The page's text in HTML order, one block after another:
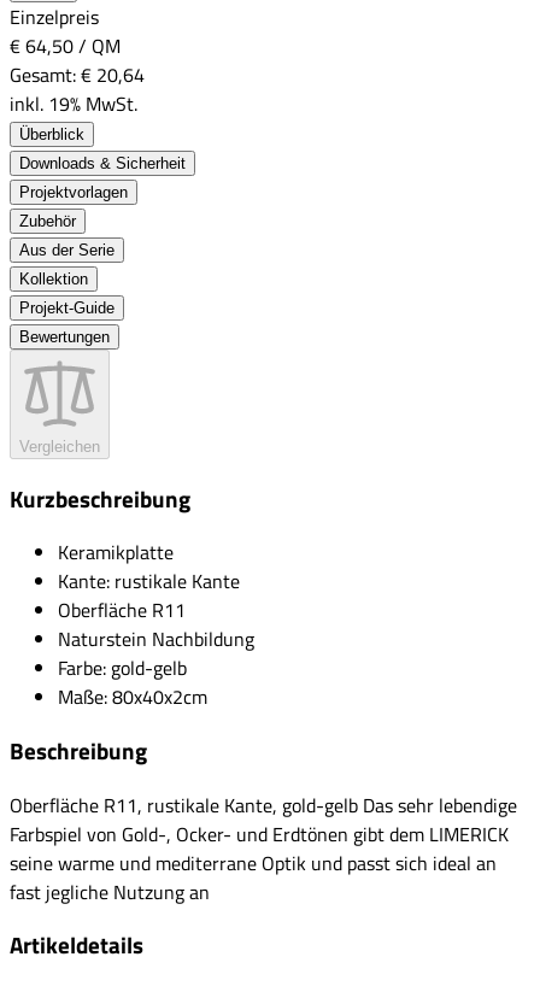
Einzelpreis
€ 64,50/ QM
Gesamt:€ 20,64
inkl. 19% MwSt.
Überblick
Downloads & Sicherheit
Projektvorlagen
Zubehör
Aus der Serie
Kollektion
Projekt-Guide
Bewertungen
Vergleichen
Kurzbeschreibung
Keramikplatte
Kante: rustikale Kante
Oberfläche R11
Naturstein Nachbildung
Farbe: gold-gelb
Maße: 80x40x2cm
Beschreibung
Oberfläche R11, rustikale Kante, gold-gelb Das sehr lebendige
Farbspiel von Gold-, Ocker- und Erdtönen gibt dem LIMERICK
seine warme und mediterrane Optik und passt sich ideal an
fast jegliche Nutzung an
Artikeldetails